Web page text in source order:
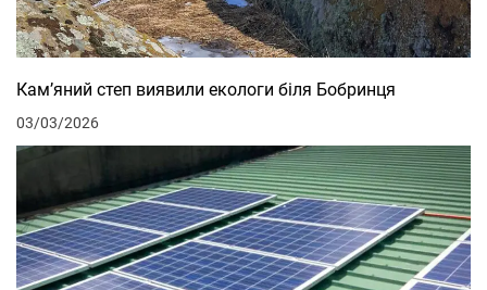
Кам’яний степ виявили екологи біля Бобринця
03/03/2026